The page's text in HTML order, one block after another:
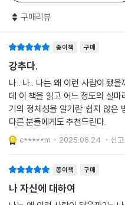
고, 자기 자신에 대한 잘못된 신
특히 잘못된 신념 체계를 형성하게
인 엄마 아래서 자라며 ‘나는 중요
은 실수도 없이 완벽해야 한다는
외된 경험을 한 사람은 ‘나는 사랑
자 있는 게 안전하다고 믿게 된다.
신하며 살게 되는 과정을 통해, 자
기 위해서는 깨달음과 인정, 자기
“타인이 아닌 자신을 기준으로 생각
구매리뷰
종이책 구매
강추다.
나.. 나.. 나는 왜 이런 사람이 됐
데 이 책을 읽고 어느 정도의 실
기의 정체성을 알기란 쉽지 않은
다른 분들에게도 추천드린다.
c*****m 2025.06.24. 신고
종이책 구매
나 자신에 대하여